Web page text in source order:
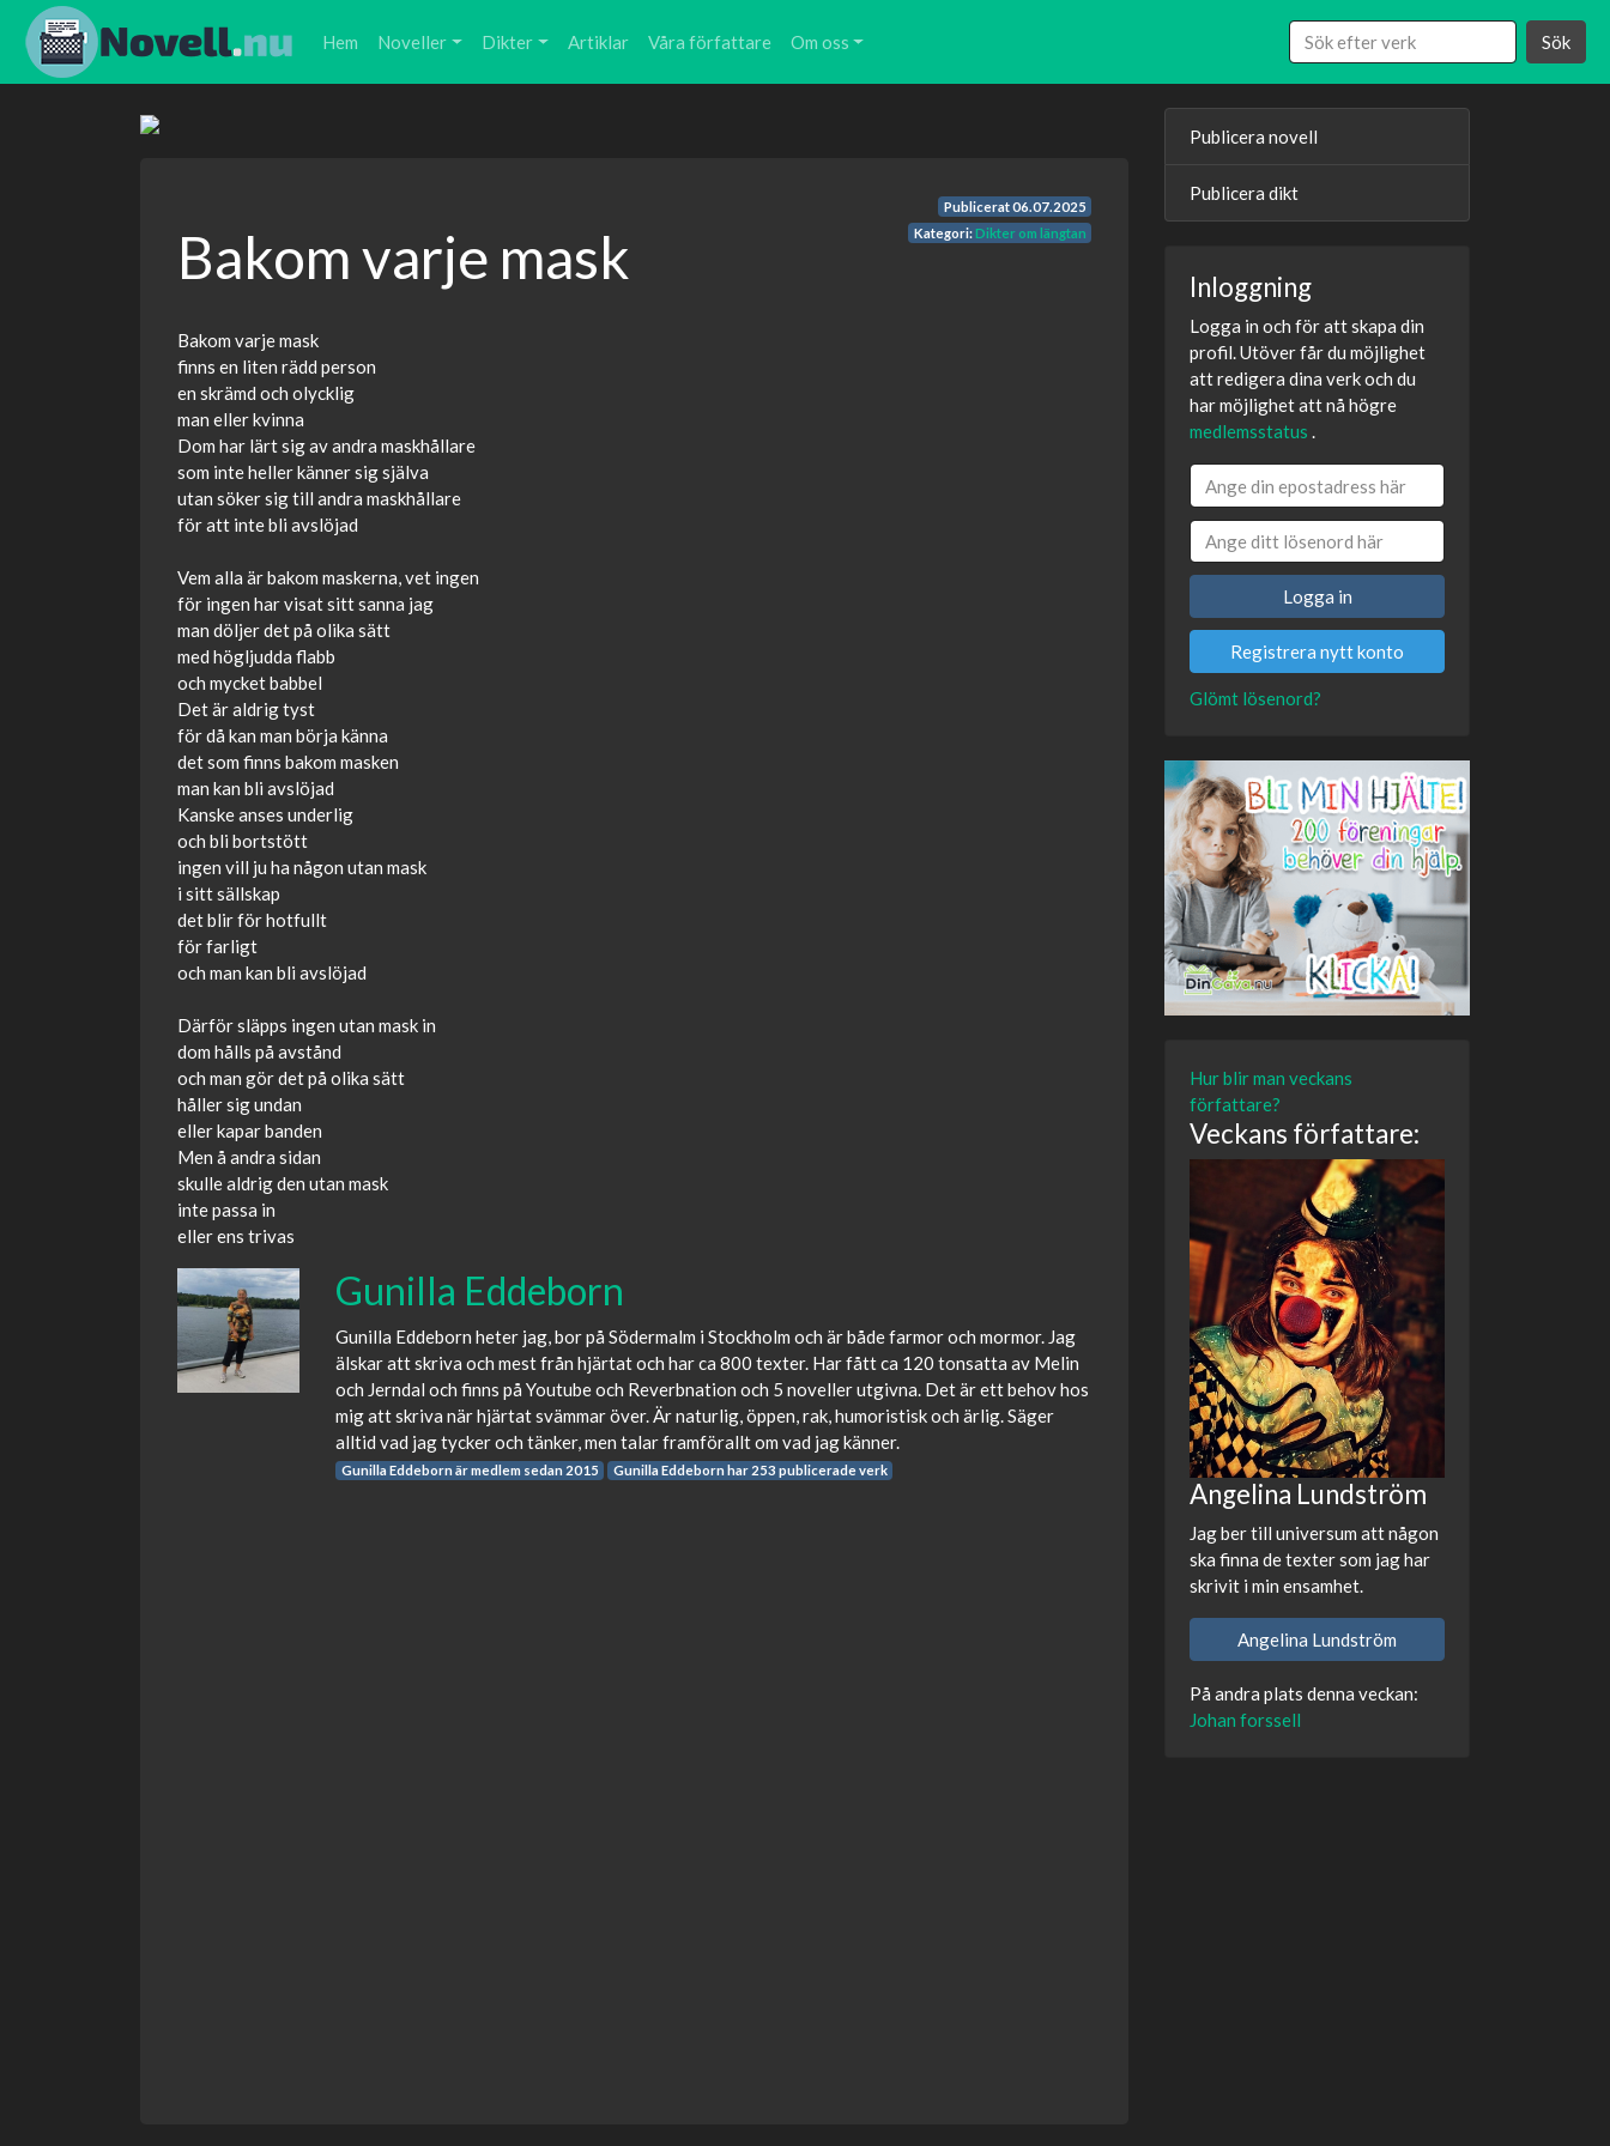
Hem Noveller Dikter Artiklar Våra författare Om oss Sök
Publicerat06.07.2025
Kategori:Dikter om längtan
Bakom varje mask
Bakom varje mask
finns en liten rädd person
en skrämd och olycklig
man eller kvinna
Dom har lärt sig av andra maskhållare
som inte heller känner sig själva
utan söker sig till andra maskhållare
för att inte bli avslöjad
Vem alla är bakom maskerna, vet ingen
för ingen har visat sitt sanna jag
man döljer det på olika sätt
med högljudda flabb
och mycket babbel
Det är aldrig tyst
för då kan man börja känna
det som finns bakom masken
man kan bli avslöjad
Kanske anses underlig
och bli bortstött
ingen vill ju ha någon utan mask
i sitt sällskap
det blir för hotfullt
för farligt
och man kan bli avslöjad
Därför släpps ingen utan mask in
dom hålls på avstånd
och man gör det på olika sätt
håller sig undan
eller kapar banden
Men å andra sidan
skulle aldrig den utan mask
inte passa in
eller ens trivas
Gunilla Eddeborn
Gunilla Eddeborn heter jag, bor på Södermalm i Stockholm och är både farmor och mormor. Jag
älskar att skriva och mest från hjärtat och har ca 800 texter. Har fått ca 120 tonsatta av Melin
och Jerndal och finns på Youtube och Reverbnation och 5 noveller utgivna. Det är ett behov hos
mig att skriva när hjärtat svämmar över. Är naturlig, öppen, rak, humoristisk och ärlig. Säger
alltid vad jag tycker och tänker, men talar framförallt om vad jag känner.
Gunilla Eddeborn är medlem sedan 2015 Gunilla Eddeborn har 253 publicerade verk
Publicera novell
Publicera dikt
Inloggning
Logga in och för att skapa din
profil. Utöver får du möjlighet
att redigera dina verk och du
har möjlighet att nå högre
medlemsstatus .
Logga in
Registrera nytt konto
Glömt lösenord?
Hur blir man veckans
författare?
Veckans författare:
Angelina Lundström
Jag ber till universum att någon
ska finna de texter som jag har
skrivit i min ensamhet.
Angelina Lundström
På andra plats denna veckan:
Johan forssell